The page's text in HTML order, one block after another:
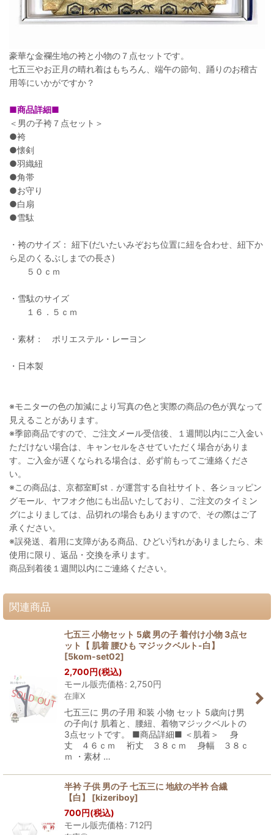
豪華な金襴生地の袴と小物の７点セットです。
七五三やお正月の晴れ着はもちろん、端午の節句、踊りのお稽古
用等にいかがですか？
■商品詳細■
＜男の子袴７点セット＞
●袴
●懐剣
●羽織紐
●角帯
●お守り
●白扇
●雪駄
・袴のサイズ： 紐下(だいたいみぞおち位置に紐を合わせ、紐下か
ら足のくるぶしまでの長さ)
５０ｃｍ
・雪駄のサイズ
１６．５ｃｍ
・素材： ポリエステル・レーヨン
・日本製
※モニターの色の加減により写真の色と実際の商品の色が異なって
見えることがあります。
※季節商品ですので、ご注文メール受信後、１週間以内にご入金い
ただけない場合は、キャンセルをさせていただく場合がありま
す。ご入金が遅くなられる場合は、必ず前もってご連絡くださ
い。
※この商品は、京都室町st．が運営する自社サイト、各ショッピン
グモール、ヤフオク他にも出品いたしており、ご注文のタイミン
グによりましては、品切れの場合もありますので、その際はご了
承ください。
※誤発送、着用に支障がある商品、ひどい汚れがありましたら、未
使用に限り、返品・交換を承ります。
商品到着後１週間以内にご連絡ください。
関連商品
七五三 小物セット 5歳 男の子 着付け小物 3点セ
ット【 肌着 腰ひも マジックベルト-白】
[5kom-set02]
2,700円(税込)
モール販売価格: 2,750円
在庫X
七五三に 男の子用 和装 小物 セット 5歳向け男
の子向け 肌着と、腰紐、着物マジックベルトの
3点セットです。 ■商品詳細■ ＜肌着＞ 身
丈 ４６ｃｍ 裄丈 ３８ｃｍ 身幅 ３８ｃ
ｍ ・素材 …
半衿 子供 男の子 七五三に 地紋の半衿 合繊
【白】
[kizeriboy]
700円(税込)
モール販売価格: 712円